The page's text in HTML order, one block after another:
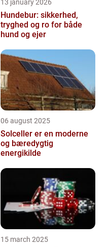
13 january 2026
Hundebur: sikkerhed,
tryghed og ro for både
hund og ejer
06 august 2025
Solceller er en moderne
og bæredygtig
energikilde
15 march 2025